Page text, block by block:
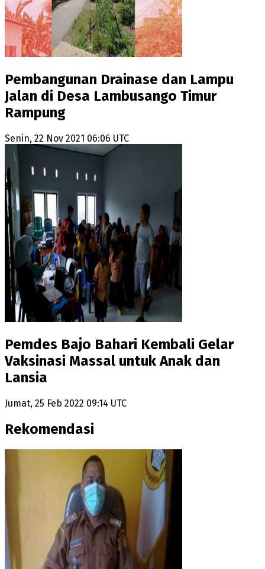
Pembangunan Drainase dan Lampu
Jalan di Desa Lambusango Timur
Rampung
Senin, 22 Nov 2021 06:06 UTC
Pemdes Bajo Bahari Kembali Gelar
Vaksinasi Massal untuk Anak dan
Lansia
Jumat, 25 Feb 2022 09:14 UTC
Rekomendasi